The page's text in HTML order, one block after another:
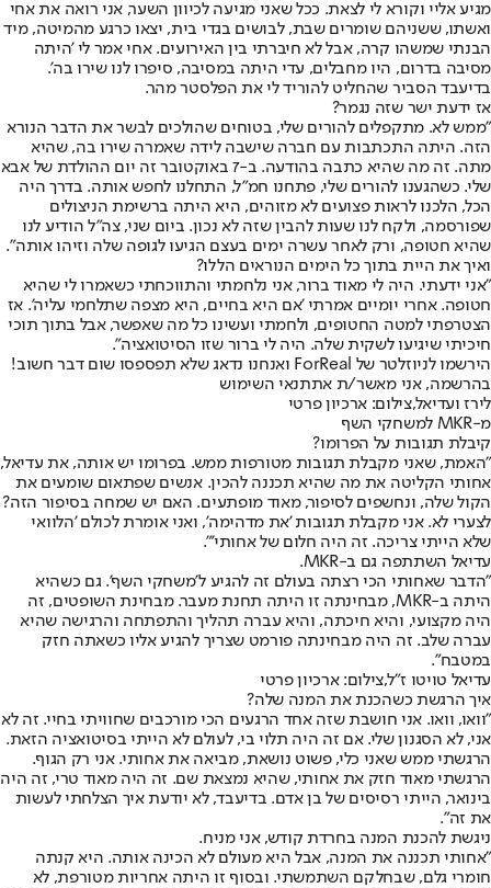
מגיע אליי וקורא לי לצאת. ככל שאני מגיעה לכיוון השער, אני רואה את אחי
ואשתו, ששניהם שומרים שבת, לבושים בגדי בית, יצאו כרגע מהמיטה, מיד
הבנתי שמשהו קרה, אבל לא חיברתי בין האירועים. אחי אמר לי 'היתה
מסיבה בדרום, היו מחבלים, עדי היתה במסיבה, סיפרו לנו שירו בה'.
בדיעבד הסביר שהחליט להוריד לי את הפלסטר מהר.
אז ידעת ישר שזה נגמר?
"ממש לא. מתקפלים להורים שלי, בטוחים שהולכים לבשר את הדבר הנורא
הזה. היתה התכתבות עם חברה שישבה לידה שאמרה שירו בה, שהיא
מתה. זה מה שהיא כתבה בהודעה. ב-7 באוקטובר זה יום ההולדת של אבא
שלי. כשהגענו להורים שלי, פתחנו חמ"ל, התחלנו לחפש אותה. בדרך היה
הכל, הלכנו לראות פצועים לא מזוהים, היא היתה ברשימת הניצולים
שפורסמה, ולקח לנו שעות להבין שזה לא נכון. ביום שני, צה"ל הודיע לנו
שהיא חטופה, ורק לאחר עשרה ימים בעצם הגיעו לגופה שלה וזיהו אותה".
ואיך את היית בתוך כל הימים הנוראים הללו?
"אני ידעתי. היה לי מאוד ברור, אני נלחמתי והתווכחתי כשאמרו לי שהיא
חטופה. אחרי יומיים אמרתי 'אם היא בחיים, היא מצפה שתלחמי עליה'. אז
הצטרפתי למטה החטופים, ולחמתי ועשינו כל מה שאפשר, אבל בתוך תוכי
חיכיתי שיגיעו לשקית שלה. היה לי ברור שזו הסיטואציה".
הירשמו לניוזלטר של ForReal ואנחנו נדאג שלא תפספסו שום דבר חשוב!
בהרשמה, אני מאשר/ת אתתנאי השימוש
לירז ועדיאל,צילום: ארכיון פרטי
מ-MKR למשחקי השף
קיבלת תגובות על הפרומו?
"האמת, שאני מקבלת תגובות מטורפות ממש. בפרומו יש אותה, את עדיאל,
אחותי הקליטה את מה שהיא תכננה להכין. אנשים שפתאום שומעים את
הקול שלה, ונחשפים לסיפור, מאוד מופתעים. האם יש שמחה בסיפור הזה?
לצערי לא. אני מקבלת תגובות 'את מדהימה', ואני אומרת לכולם 'הלוואי
שלא הייתי צריכה. זה היה חלום של אחותי'".
עדיאל השתתפה גם ב-MKR
.
"הדבר שאחותי הכי רצתה בעולם זה להגיע ל'משחקי השף'. גם כשהיא
היתה ב-MKR, מבחינתה זו היתה תחנת מעבר. מבחינת השופטים, זה
היה מקצועי, והיא חיכתה, והיא עברה תהליך והתפתחה והרגישה שהיא
עברה שלב. זה היה מבחינתה פורמט שצריך להגיע אליו כשאתה חזק
במטבח".
עדיאל טויטו ז"ל,צילום: ארכיון פרטי
איך הרגשת כשהכנת את המנה שלה?
"וואו, וואו. אני חושבת שזה אחד הרגעים הכי מורכבים שחוויתי בחיי. זה לא
אני, לא הסגנון שלי. אם זה היה תלוי בי, לעולם לא הייתי בסיטואציה הזאת.
הרגשתי ממש שאני כלי, פשוט נושאת, מביאה את אחותי. אני רק הגוף.
הרגשתי מאוד חזק את אחותי, שהיא נמצאת שם. זה היה מאוד טרי, זה היה
בינואר, הייתי רסיסים של בן אדם. בדיעבד, לא יודעת איך הצלחתי לעשות
את זה".
ניגשת להכנת המנה בחרדת קודש, אני מניח.
"אחותי תכננה את המנה, אבל היא מעולם לא הכינה אותה. היא קנתה
חומרי גלם, שבחלקם השתמשתי. ובסוף זו היתה אחריות מטורפת, לא